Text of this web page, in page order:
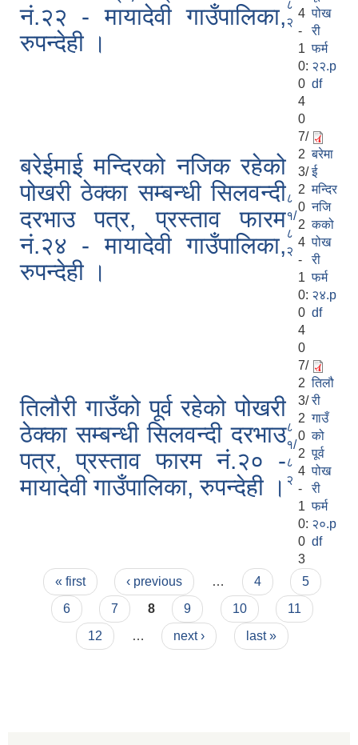
नं.२२ - मायादेवी गाउँपालिका,
रुपन्देही ।
८
२
4
-
1
0:
0
4
पोख
री
फर्म
२२.p
df
बरेईमाई मन्दिरको नजिक रहेको
पोखरी ठेक्का सम्बन्धी सिलवन्दी
दरभाउ पत्र, प्रस्ताव फारम
नं.२४ - मायादेवी गाउँपालिका,
रुपन्देही ।
८
१/
८
२
0
7/
2
3/
2
0
2
4
-
1
0:
0
4
बरेमा
ई
मन्दिर
नजि
कको
पोख
री
फर्म
२४.p
df
तिलौरी गाउँको पूर्व रहेको पोखरी
ठेक्का सम्बन्धी सिलवन्दी दरभाउ
पत्र, प्रस्ताव फारम नं.२० -
मायादेवी गाउँपालिका, रुपन्देही ।
८
१/
८
२
0
7/
2
3/
2
0
2
4
-
1
0:
0
3
तिलौ
री
गाउँ
को
पूर्व
पोख
री
फर्म
२०.p
df
Pages
« first ‹ previous … 4
5
6
7 8 9 10
11
12
… next › last »